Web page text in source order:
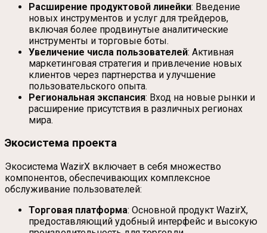
Расширение продуктовой линейки: Введение
новых инструментов и услуг для трейдеров,
включая более продвинутые аналитические
инструменты и торговые боты.
Увеличение числа пользователей: Активная
маркетинговая стратегия и привлечение новых
клиентов через партнерства и улучшение
пользовательского опыта.
Региональная экспансия: Вход на новые рынки и
расширение присутствия в различных регионах
мира.
Экосистема проекта
Экосистема WazirX включает в себя множество
компонентов, обеспечивающих комплексное
обслуживание пользователей:
Торговая платформа: Основной продукт WazirX,
предоставляющий удобный интерфейс и высокую